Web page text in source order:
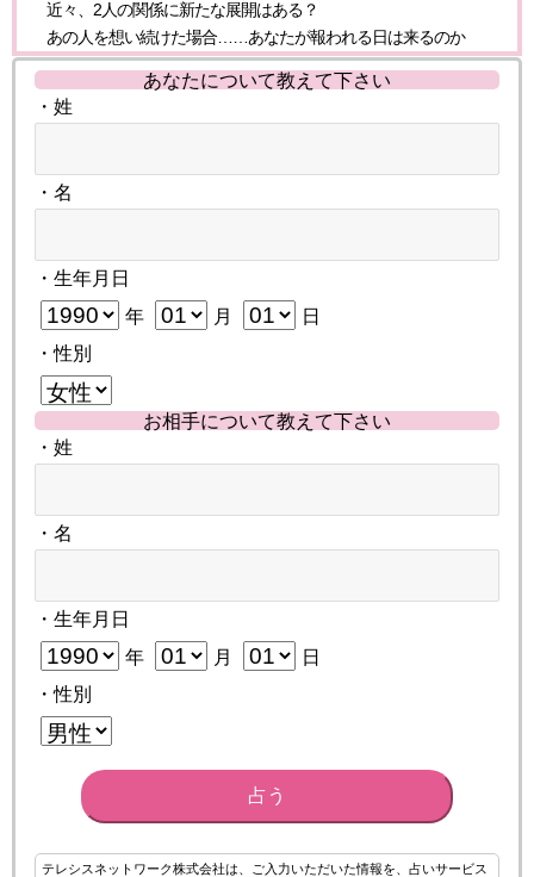
近々、2人の関係に新たな展開はある？
あの人を想い続けた場合……あなたが報われる日は来るのか
あなたについて教えて下さい
・姓
・名
・生年月日
年 月
日
・性別
お相手について教えて下さい
・姓
・名
・生年月日
年 月
日
・性別
占う
テレシスネットワーク株式会社は、ご入力いただいた情報を、占いサービス